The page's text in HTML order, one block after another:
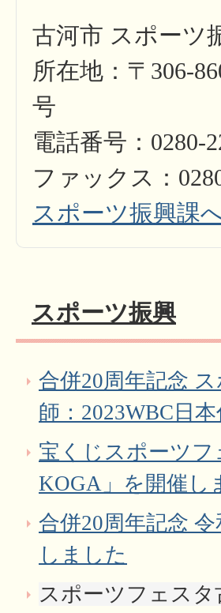
古河市 スポーツ
所在地：〒306-
号
電話番号：0280-
ファックス：
スポーツ振興課
スポーツ振興
合併20周年記念
師：2023WBC日
宝くじスポーツ
KOGA」を開催し
合併20周年記念
しました
スポーツフェス